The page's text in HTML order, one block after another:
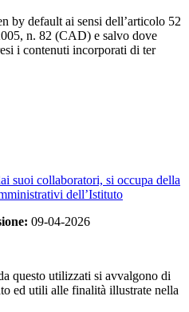
by default ai sensi dell’articolo 52
n. 82 (CAD) e salvo dove
i contenuti incorporati di ter
suoi collaboratori, si occupa della
dell’Istituto
09-04-2026
questo utilizzati si avvalgono di
ed utili alle finalità illustrate nella